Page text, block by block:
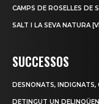
CAMPS DE ROSELLES DE
SALT I LA SEVA NATURA
SUCCESSOS
DESNONATS, INDIGNATS,
DETINGUT UN